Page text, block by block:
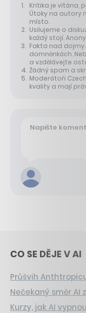
Kritika je vítána,
Útoky na autory
místo.
Usilujeme o
každý stojí.
Fakta nad
domněnkách.
a vzdělávejte
Žádný spam a
Moderátoři
kvality a mají
CO SE DĚJE V AI
Průšvih
Nečekaný směr AI
Kurzy, jak AI